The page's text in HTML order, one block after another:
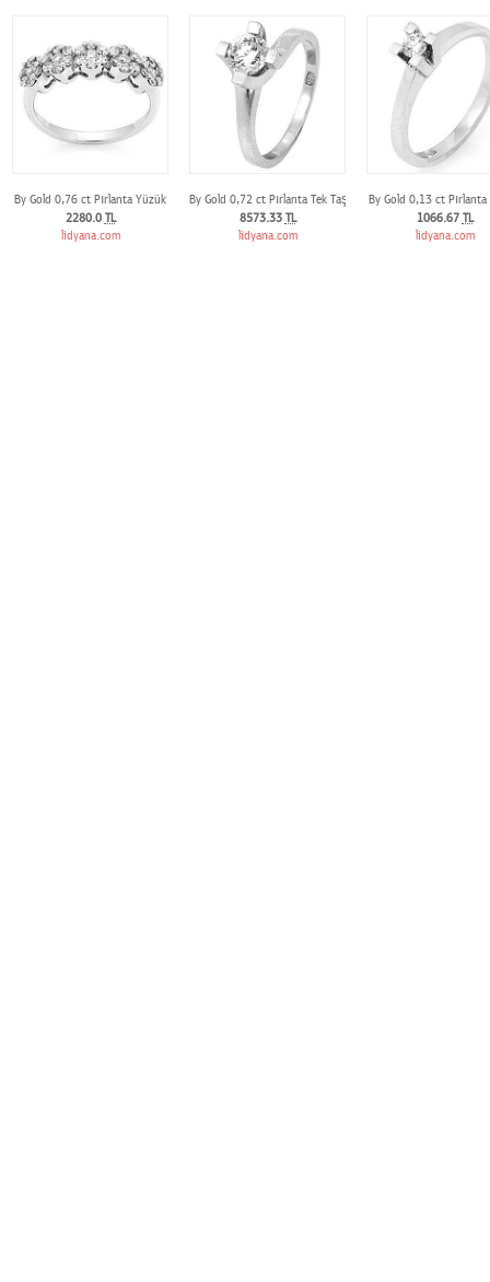
By Gold 0,76 ct Pırlanta Yüzük
2280.0 TL
lidyana.com
By Gold 0,72 ct Pırlanta Tek Taş Yüzük
8573.33 TL
lidyana.com
By Gold 0,13 ct Pırlanta
1066.67 TL
lidyana.com